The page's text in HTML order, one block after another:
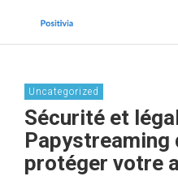
Uncategorized
Sécurité et
Papystreaming
protéger votre